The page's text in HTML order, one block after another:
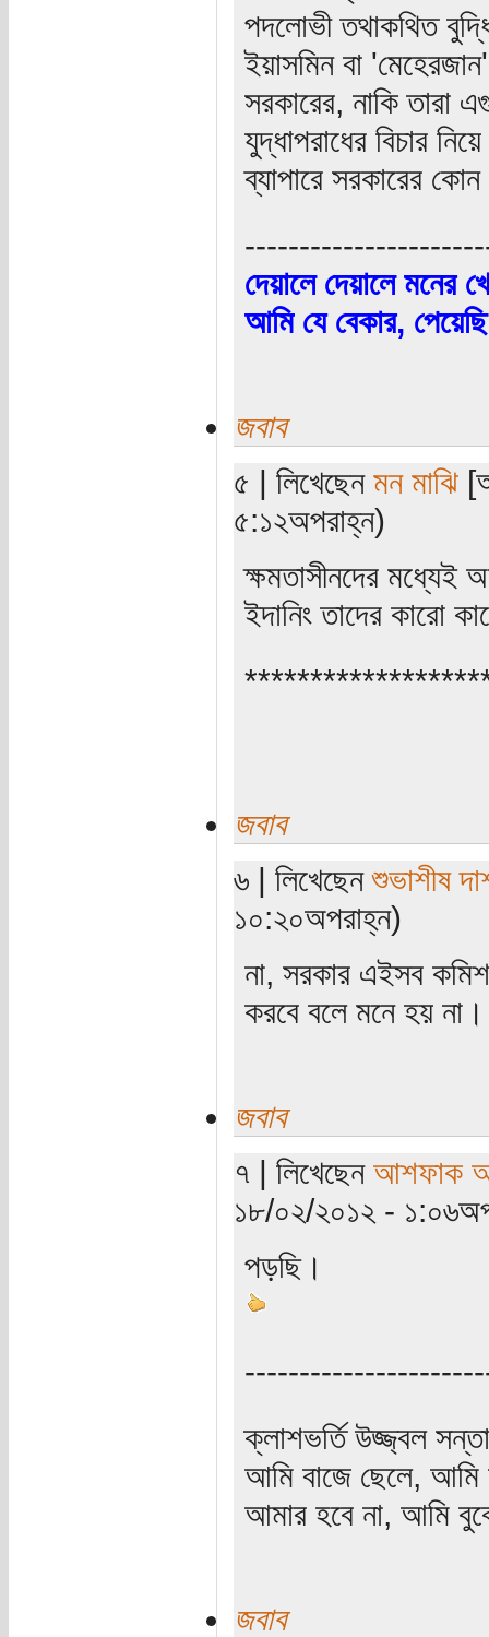
পদলোভী তথাকথিত
ইয়াসমিন বা
সরকারের, নাকি তারা
যুদ্ধাপরাধের বিচার
ব্যাপারে সরকারের
দেয়ালে দেয়ালে মনের
আমি যে বেকার,
জবাব
৫ | লিখেছেন মন মাঝি
৫:১২অপরাহ্ন)
ক্ষমতাসীনদের মধ্যেই
ইদানিং তাদের কারো
জবাব
৬ | লিখেছেনশুভাশীষ
১০:২০অপরাহ্ন)
না, সরকার এইসব
করবে বলে মনে হয়
জবাব
৭ | লিখেছেন আশফাক
১৮/০২/২০১২ -
পড়ছি।
ক্লাশভর্তি উজ্জ্বল
আমি বাজে ছেলে, আমি
আমার হবে না, আমি
জবাব